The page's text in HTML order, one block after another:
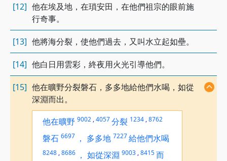
[12] 他在埃及地，在瑣安田，在他們祖宗的眼前施
行奇事。
[13] 他將海分裂，使他們過去，又叫水立起如壘。
[14] 他白日用雲彩，終夜用火光引導他們。
[15] 他在曠野分裂磐石，多多地給他們水喝，如從
深淵而出。
他在曠野 9002 ,4057分裂 1234 ,8762
磐石 6697 ， 多多地 7227給他們水喝
8248 ,8686 ， 如從深淵 9003 ,8415而